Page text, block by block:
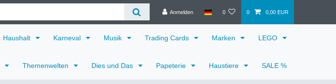
Anmelden 0 0 0,00 EUR
Haushalt Karneval Musik Trading Cards Marken LEGO
Themenwelten Dies und Das Papeterie Haustiere SALE %